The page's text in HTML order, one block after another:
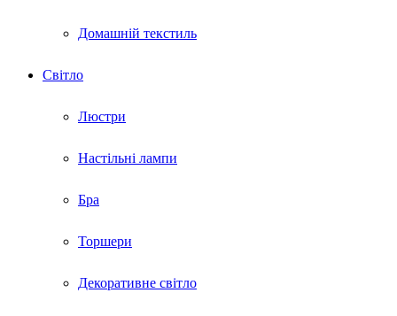
Домашній текстиль
Світло
Люстри
Настільні лампи
Бра
Торшери
Декоративне світло